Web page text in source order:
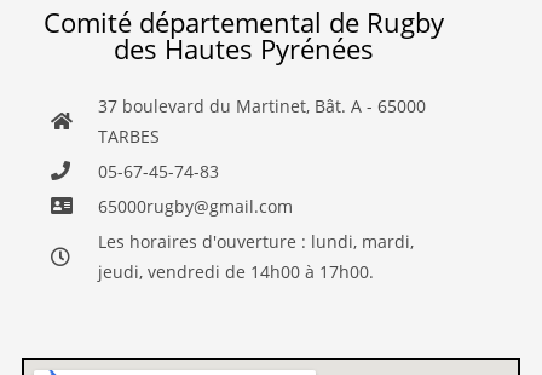
Comité départemental de Rugby
des Hautes Pyrénées
37 boulevard du Martinet, Bât. A - 65000
TARBES
05-67-45-74-83
65000rugby@gmail.com
Les horaires d'ouverture : lundi, mardi,
jeudi, vendredi de 14h00 à 17h00.